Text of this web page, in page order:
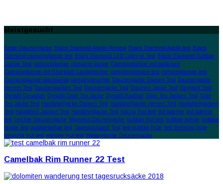
Meistgesucht
Beste Daunenjacke Black Diamond Apollo Review Black Diamond Apollo test Black
Diamond campinglampe test Black Diamond LED Laterne Test Black Diamond Outdoor
Lampe Test campinglampe camping lampe Campinglampe mit batterien
Campinglampe mit Bluetooth Lautsprecher campinglampen test campinglampe test
Campinglampe warmweiss campingleuchte Daunenjacke Damen Test Daunenjacke
Herren Test Daunenjacken Test Daunenjacke Test Daunen Jacke Test Daypack Test
Dynafit Elevation Dynafit Gore Tex Jacke Dynafit Radical Gore Tex Jacken Test Gore
Tex Jacke Test Hardshelljacke Damen Test Hardshelljacke Herren Test Hardshelljacken
Test Hardshell Jacken Test Hardshelljacke Test hiking hut test led laterne led laterne
test Leichte Daunenjacke Mammut Daunenjacke outdoor hut test outdoor lampe outdoor
lampe test outdoorlampe test Tagesrucksack Test test outdoor hüte test trekking hüte
trekking hut test wander hut test Wasserdichte Daunenjacke
Camelbak Rim Runner 22 Test